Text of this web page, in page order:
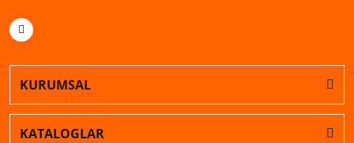
KURUMSAL
KATALOGLAR